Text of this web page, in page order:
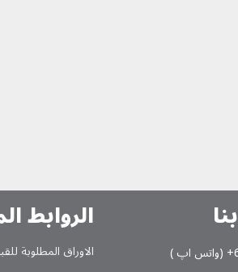
)
الروابط
الاوراق المطلوبة